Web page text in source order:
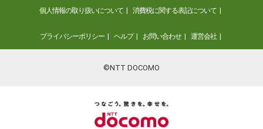
個人情報の取り扱いについて 消費税に関する表記について
プライバシーポリシー ヘルプ お問い合わせ 運営会社
©NTT DOCOMO